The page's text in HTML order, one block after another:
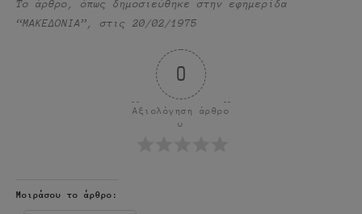
Το άρθρο, όπως δημοσιεύθηκε στην εφημερίδα
“ΜΑΚΕΔΟΝΙΑ”, στις 20/02/1975
0
Αξιολόγηση άρθρο
υ
Μοιράσου το άρθρο: